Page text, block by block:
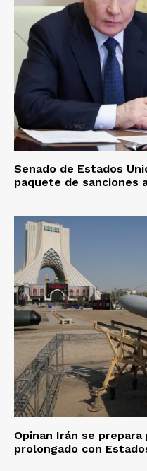
Senado de Estados
paquete de sanciones
Opinan Irán se
prolongado con